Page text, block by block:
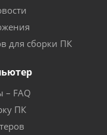
для сборки ПК
– FAQ
ПК